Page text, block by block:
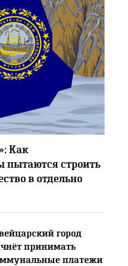
Как
пытаются строить
в отдельно
город
принимать
платежи